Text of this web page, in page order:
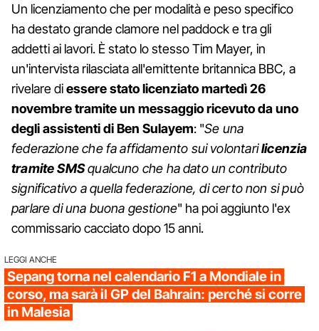
Un licenziamento che per modalità e peso specifico
ha destato grande clamore nel paddock e tra gli
addetti ai lavori. È stato lo stesso Tim Mayer, in
un'intervista rilasciata all'emittente britannica BBC, a
rivelare diessere stato licenziato martedì 26
novembre tramite un messaggio ricevuto da uno
degli assistenti di Ben Sulayem: "Se una
federazione che fa affidamento sui volontarilicenzia
tramite SMSqualcuno che ha dato un contributo
significativo a quella federazione, di certo non si può
parlare di una buona gestione" ha poi aggiunto l'ex
commissario cacciato dopo 15 anni.
LEGGI ANCHE
Sepang torna nel calendario F1 a Mondiale in
corso, ma sarà il GP del Bahrain: perché si corre
in Malesia